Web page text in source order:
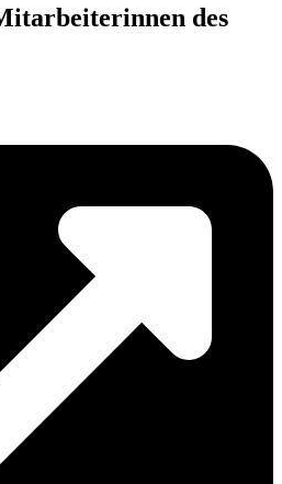
des